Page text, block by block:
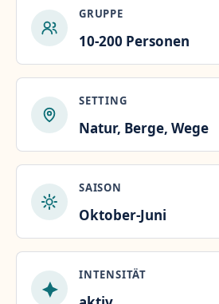
GRUPPE
10-200 Personen
SETTING
Natur, Berge, Wege
SAISON
Oktober-Juni
INTENSITÄT